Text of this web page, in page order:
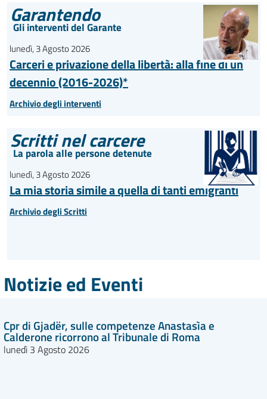
Garantendo
Gli interventi del Garante
lunedì, 3 Agosto 2026
Carceri e privazione della libertà: alla fine di un
decennio (2016-2026)*
Archivio degli interventi
Scritti nel carcere
La parola alle persone detenute
lunedì, 3 Agosto 2026
La mia storia simile a quella di tanti emigranti
Archivio degli Scritti
Notizie ed Eventi
Cpr di Gjadër, sulle competenze Anastasìa e
Calderone ricorrono al Tribunale di Roma
lunedì 3 Agosto 2026